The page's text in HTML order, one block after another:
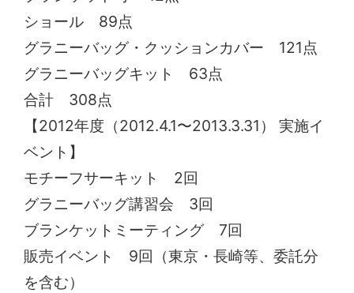
ショール 89点
グラニーバッグ・クッションカバー 121点
グラニーバッグキット 63点
合計 308点
【2012年度（2012.4.1〜2013.3.31） 実施イ
ベント】
モチーフサーキット 2回
グラニーバッグ講習会 3回
ブランケットミーティング 7回
販売イベント 9回（東京・長崎等、委託分
を含む）